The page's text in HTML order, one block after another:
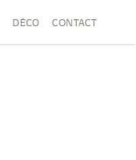
DÉCO CONTACT